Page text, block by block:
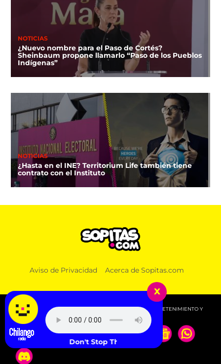
NOTICIAS
¿Nuevo nombre para el Paso de Cortés?
Sheinbaum propone llamarlo “Paso de los Pueblos
Indígenas”
NOTICIAS
¿Hasta en el INE? Territorium Life también tiene
contrato con el Instituto
Aviso de Privacidad Acerca de Sopitas.com
© 2026 SOPITAS.COM - MÚSICA, NOTICIAS, DEPORTES, ENTRETENIMIENTO Y
MÁS!.
x
Rihanna - Don't Stop The Music